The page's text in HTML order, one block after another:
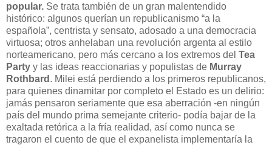
popular. Se trata también de un gran malentendido
histórico: algunos querían un republicanismo “a la
española”, centrista y sensato, adosado a una democracia
virtuosa; otros anhelaban una revolución argenta al estilo
norteamericano, pero más cercano a los extremos del Tea
Party y las ideas reaccionarias y populistas de Murray
Rothbard . Milei está perdiendo a los primeros republicanos,
para quienes dinamitar por completo el Estado es un delirio:
jamás pensaron seriamente que esa aberración -en ningún
país del mundo prima semejante criterio- podía bajar de la
exaltada retórica a la fría realidad, así como nunca se
tragaron el cuento de que el expanelista implementaría la